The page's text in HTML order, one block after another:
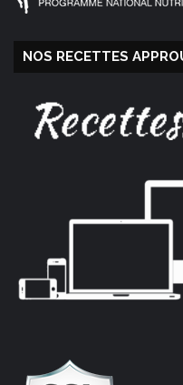
NOS RECETTES